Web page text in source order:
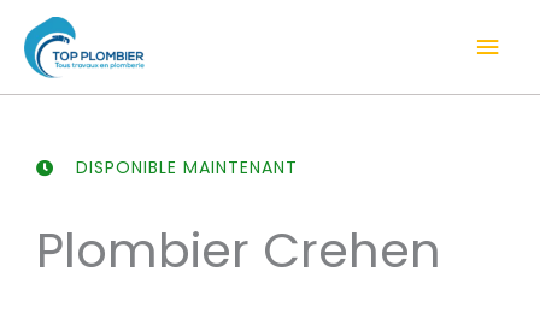
contenu
DISPONIBLE MAINTENANT
Plombier Crehen